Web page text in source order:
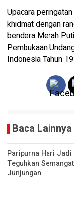
Upacara
khidmat dengan
bendera Merah
Pembukaan
Indonesia Tahun
Baca Lainnya
Paripurna Hari Jadi
Teguhkan
Junjungan